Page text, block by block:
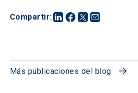
Compartir:
Más publicaciones del blog